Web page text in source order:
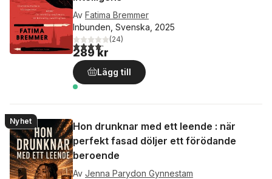
Av Fatima Bremmer
Inbunden, Svenska, 2025
4,2utav 5 stjärnor. Totalt antal röster:
(24)
289 kr
Lägg till
Nyhet
Hon drunknar med ett leende : när
perfekt fasad döljer ett förödande
beroende
Av Jenna Parydon Gynnestam